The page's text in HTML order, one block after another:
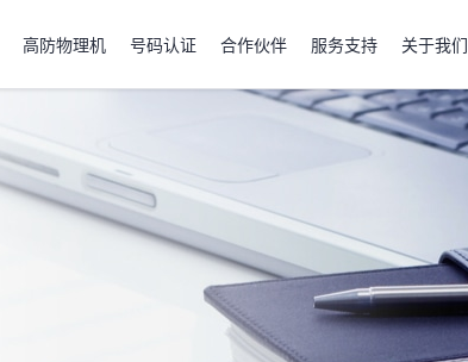
高防物理机 号码认证 合作伙伴 服务支持 关于我们